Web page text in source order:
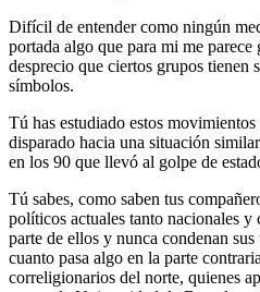
Difícil de entender como ningún
portada algo que para mi me
desprecio que ciertos grupos tienen
símbolos.
Tú has estudiado estos
disparado hacia una situación
en los 90 que llevó al golpe de
Tú sabes, como saben tus
políticos actuales tanto nacionales y
parte de ellos y nunca condenan
cuanto pasa algo en la parte
correligionarios del norte, quienes